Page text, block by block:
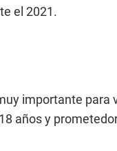
el 2021.
importante para
años y